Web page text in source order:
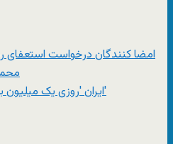
امضا کنندگان درخواست استعفای
محمدی به
ایران 'روزی یک میلیون بشکه نفت صادر کرد'